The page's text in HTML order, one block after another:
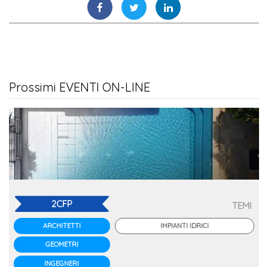
Prossimi EVENTI ON-LINE
2CFP
ARCHITETTI
GEOMETRI
INGEGNERI
TEMI
IMPIANTI IDRICI